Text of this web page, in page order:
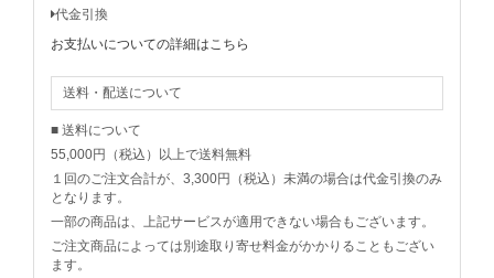
代金引換
お支払いについての詳細はこちら
送料・配送について
■ 送料について
55,000円（税込）以上で送料無料
１回のご注文合計が、3,300円（税込）未満の場合は代金引換のみ
となります。
一部の商品は、上記サービスが適用できない場合もございます。
ご注文商品によっては別途取り寄せ料金がかかりることもござい
ます。